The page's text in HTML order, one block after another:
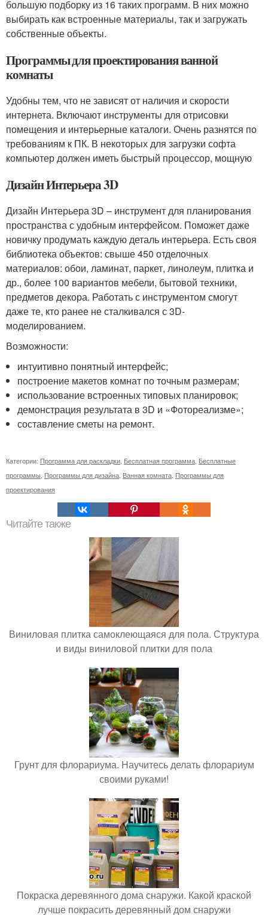
большую подборку из 16 таких программ. В них можно
выбирать как встроенные материалы, так и загружать
собственные объекты.
Программы для проектирования ванной
комнаты
Удобны тем, что не зависят от наличия и скорости
интернета. Включают инструменты для отрисовки
помещения и интерьерные каталоги. Очень разнятся по
требованиям к ПК. В некоторых для загрузки софта
компьютер должен иметь быстрый процессор, мощную
Дизайн Интерьера 3D
Дизайн Интерьера 3D – инструмент для планирования
пространства с удобным интерфейсом. Поможет даже
новичку продумать каждую деталь интерьера. Есть своя
библиотека объектов: свыше 450 отделочных
материалов: обои, ламинат, паркет, линолеум, плитка и
др., более 100 вариантов мебели, бытовой техники,
предметов декора. Работать с инструментом смогут
даже те, кто ранее не сталкивался с 3D-
моделированием.
Возможности:
интуитивно понятный интерфейс;
построение макетов комнат по точным размерам;
использование встроенных типовых планировок;
демонстрация результата в 3D и «Фотореализме»;
составление сметы на ремонт.
Категории: Программа для раскладки Бесплатная программа Бесплатные
программы Программы для дизайна Ванная комната Программы для
проектирования
Читайте также
Виниловая плитка самоклеющаяся для пола. Структура
и виды виниловой плитки для пола
Грунт для флорариума. Научитесь делать флорариум
своими руками!
Покраска деревянного дома снаружи. Какой краской
лучше покрасить деревянный дом снаружи